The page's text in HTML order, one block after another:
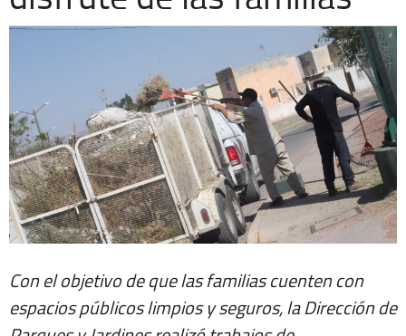
Con el objetivo de que las familias cuenten con
espacios públicos limpios y seguros, la Dirección de